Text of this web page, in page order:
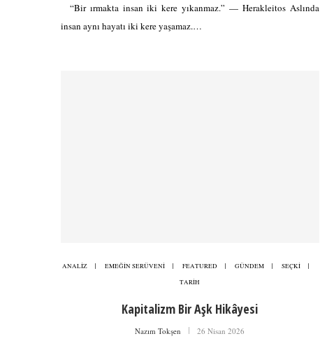
“Bir ırmakta insan iki kere yıkanmaz.” — Herakleitos Aslında
insan aynı hayatı iki kere yaşamaz.…
ANALİZ EMEĞİN SERÜVENİ FEATURED GÜNDEM
SEÇKİ
TARİH
Kapitalizm Bir Aşk Hikâyesi
Nazım Tokşen 26 Nisan 2026